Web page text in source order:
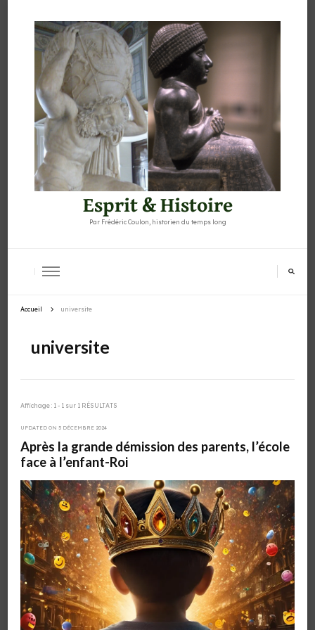
Esprit & Histoire
Par Frédéric Coulon, historien du temps long
Accueil universite
universite
Affichage : 1 - 1 sur 1 RÉSULTATS
UPDATED ON 5 DÉCEMBRE 2024
Après la grande démission des parents, l’école
face à l’enfant-Roi